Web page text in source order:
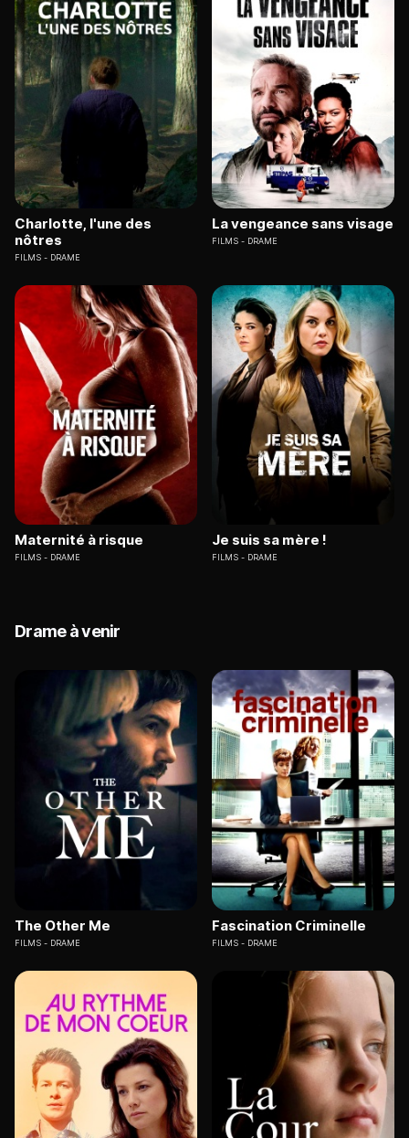
Charlotte, l'une des
nôtres
FILMS DRAME
La vengeance sans visage
FILMS DRAME
Maternité à risque
FILMS DRAME
Je suis sa mère !
FILMS DRAME
Drame à venir
The Other Me
FILMS DRAME
Fascination Criminelle
FILMS DRAME